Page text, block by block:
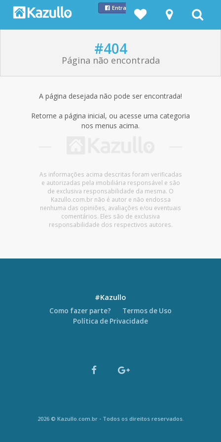
Entrar com Facebook
#404
Página não encontrada
A página desejada não pode ser encontrada!
Retorne a página inicial, ou acesse uma categoria
nos menus acima.
As informações acima descritas foram verificadas
e autorizadas pela imobiliária responsável e são
de exclusiva responsabilidade da mesma. O
Kazullo.com.br não é autor e não endossa
nenhuma das opiniões, avaliações e/ou eventuais
comentários. Eles são de exclusiva
responsabilidade dos respectivos autores.
#Kazullo
Como fazer parte?
Termos de Uso
Política de Privacidade
2026 © Kazullo.com.br - Todos os direitos reservados.